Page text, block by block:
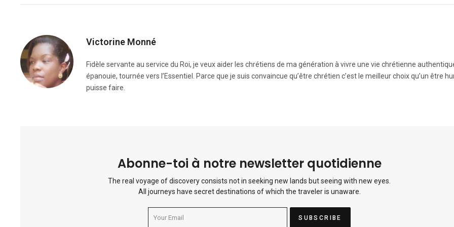
Victorine Monné
Fidèle servante au service du Roi, je veux aider les chrétiens de ma génération à vivre une vie chrétienne
épanouie, tournée vers l’Essentiel. Parce que je suis convaincue qu’être chrétien c’est le meilleur choix qu’un être
puisse faire.
Abonne-toi à notre newsletter quotidienne
The real voyage of discovery consists not in seeking new lands but seeing with new eyes.
All journeys have secret destinations of which the traveler is unaware.